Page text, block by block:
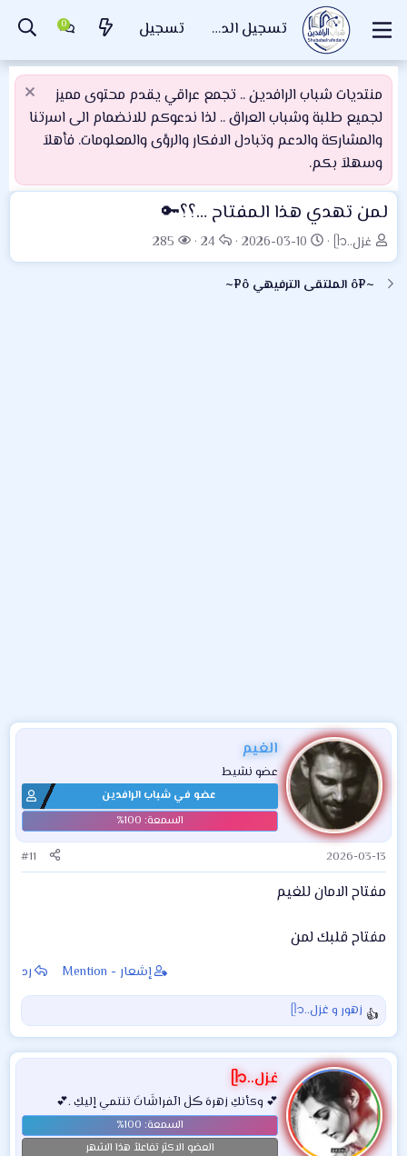
تسجيل الدخول تسجيل
منتديات شباب الرافدين .. تجمع عراقي يقدم محتوى مميز
لجميع طلبة وشباب العراق .. لذا ندعوكم للانضمام الى اسرتنا
والمشاركة والدعم وتبادل الافكار والرؤى والمعلومات. فأهلاَ
وسهلاَ بكم.
لمن تهدي هذا المفتاح …؟؟🔑
ب
ا
د
غزل..ᥫ᭡
ت
ا
ر
2026-03-10
ا
ل
24
ا
ل
285
~¤ô الملتقى الترفيهي ô¤~
الغيم
عضو نشيط
عضو في شباب الرافدين
2026-03-13
#11
مفتاح الامان للغيم
مفتاح قلبك لمن
إشعار - Mention رد
ا
ل
ت
ف
ا
ع
ل
ا
زهور و غزل..ᥫ᭡
غزل..ᥫ᭡
💕 وكأنكِ زهرهَ ڪلٰ الٓفراشَاتَ تنتمي إليكِ .💕
العضو الاكثر تفاعلاً هذا الشهر